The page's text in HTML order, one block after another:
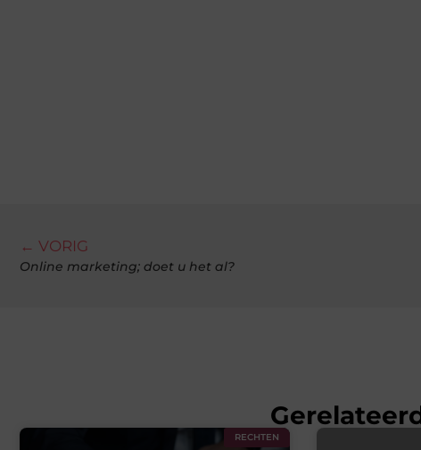
← VORIG
Online marketing; doet u het al?
RECHTEN